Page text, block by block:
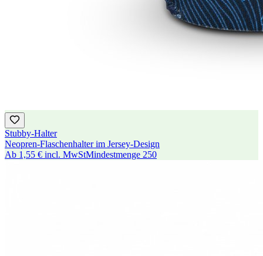
Stubby-Halter
Neopren-Flaschenhalter im Jersey-Design
Ab 1,55 € incl. MwStMindestmenge 250